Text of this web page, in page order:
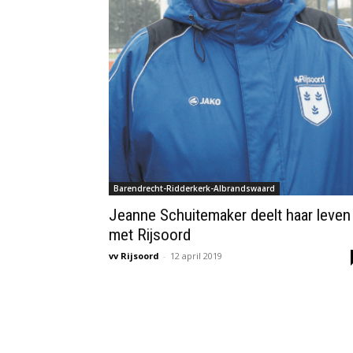
Barendrecht-Ridderkerk-Albrandswaard
Jeanne Schuitemaker deelt haar leven
met Rijsoord
vv Rijsoord - 12 april 2019